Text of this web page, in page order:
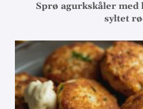
Sprø agurkskåler med
syltet